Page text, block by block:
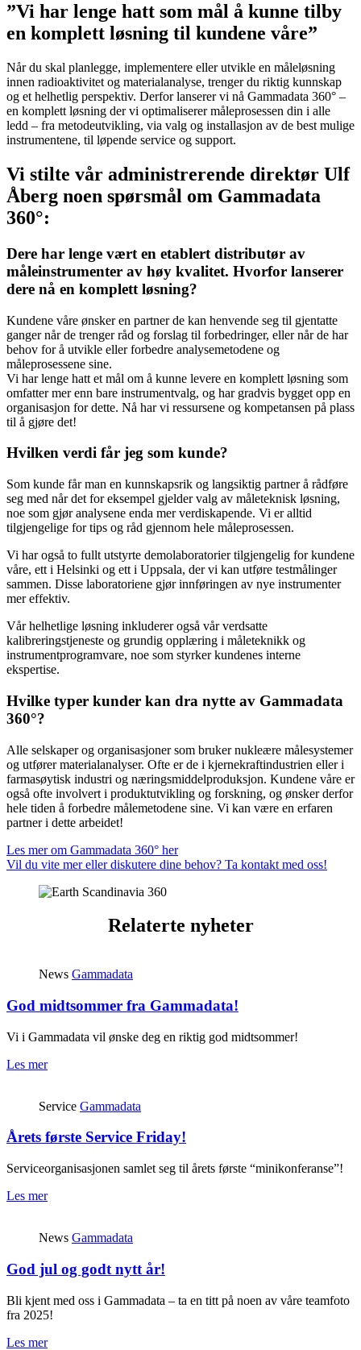
”Vi har lenge hatt som mål å kunne tilby
en komplett løsning til kundene våre”
Når du skal planlegge, implementere eller utvikle en måleløsning
innen radioaktivitet og materialanalyse, trenger du riktig kunnskap
og et helhetlig perspektiv. Derfor lanserer vi nå Gammadata 360° –
en komplett løsning der vi optimaliserer måleprosessen din i alle
ledd – fra metodeutvikling, via valg og installasjon av de best mulige
instrumentene, til løpende service og support.
Vi stilte vår administrerende direktør Ulf
Åberg noen spørsmål om Gammadata
360°:
Dere har lenge vært en etablert distributør av
måleinstrumenter av høy kvalitet. Hvorfor lanserer
dere nå en komplett løsning?
Kundene våre ønsker en partner de kan henvende seg til gjentatte
ganger når de trenger råd og forslag til forbedringer, eller når de har
behov for å utvikle eller forbedre analysemetodene og
måleprosessene sine.
Vi har lenge hatt et mål om å kunne levere en komplett løsning som
omfatter mer enn bare instrumentvalg, og har gradvis bygget opp en
organisasjon for dette. Nå har vi ressursene og kompetansen på plass
til å gjøre det!
Hvilken verdi får jeg som kunde?
Som kunde får man en kunnskapsrik og langsiktig partner å rådføre
seg med når det for eksempel gjelder valg av måleteknisk løsning,
noe som gjør analysene enda mer verdiskapende. Vi er alltid
tilgjengelige for tips og råd gjennom hele måleprosessen.
Vi har også to fullt utstyrte demolaboratorier tilgjengelig for kundene
våre, ett i Helsinki og ett i Uppsala, der vi kan utføre testmålinger
sammen. Disse laboratoriene gjør innføringen av nye instrumenter
mer effektiv.
Vår helhetlige løsning inkluderer også vår verdsatte
kalibreringstjeneste og grundig opplæring i måleteknikk og
instrumentprogramvare, noe som styrker kundenes interne
ekspertise.
Hvilke typer kunder kan dra nytte av Gammadata
360°?
Alle selskaper og organisasjoner som bruker nukleære målesystemer
og utfører materialanalyser. Ofte er de i kjernekraftindustrien eller i
farmasøytisk industri og næringsmiddelproduksjon. Kundene våre er
også ofte involvert i produktutvikling og forskning, og ønsker derfor
hele tiden å forbedre målemetodene sine. Vi kan være en erfaren
partner i dette arbeidet!
Les mer om Gammadata 360° her
Vil du vite mer eller diskutere dine behov? Ta kontakt med oss!
Relaterte nyheter
News Gammadata
God midtsommer fra Gammadata!
Vi i Gammadata vil ønske deg en riktig god midtsommer!
Les mer
Service Gammadata
Årets første Service Friday!
Serviceorganisasjonen samlet seg til årets første “minikonferanse”!
Les mer
News Gammadata
God jul og godt nytt år!
Bli kjent med oss i Gammadata – ta en titt på noen av våre teamfoto
fra 2025!
Les mer